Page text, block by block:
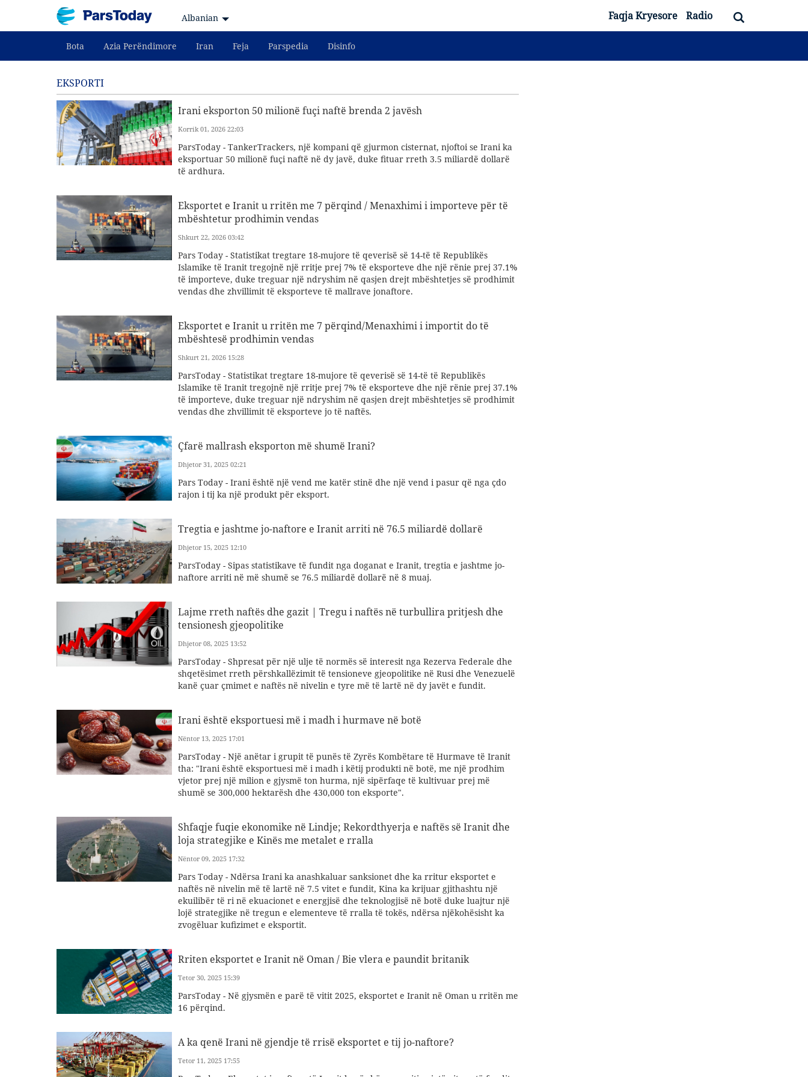
Albanian Faqja Kryesore Radio
Bota Azia Perëndimore Iran Feja Parspedia Disinfo
EKSPORTI
Irani eksporton 50 milionë fuçi naftë brenda 2 javësh
Korrik 01, 2026 22:03
ParsToday - TankerTrackers, një kompani që gjurmon cisternat, njoftoi se Irani ka
eksportuar 50 milionë fuçi naftë në dy javë, duke fituar rreth 3.5 miliardë dollarë
të ardhura.
Eksportet e Iranit u rritën me 7 përqind / Menaxhimi i importeve për të
mbështetur prodhimin vendas
Shkurt 22, 2026 03:42
Pars Today - Statistikat tregtare 18-mujore të qeverisë së 14-të të Republikës
Islamike të Iranit tregojnë një rritje prej 7% të eksporteve dhe një rënie prej 37.1%
të importeve, duke treguar një ndryshim në qasjen drejt mbështetjes së prodhimit
vendas dhe zhvillimit të eksporteve të mallrave jonaftore.
Eksportet e Iranit u rritën me 7 përqind/Menaxhimi i importit do të
mbështesë prodhimin vendas
Shkurt 21, 2026 15:28
ParsToday - Statistikat tregtare 18-mujore të qeverisë së 14-të të Republikës
Islamike të Iranit tregojnë një rritje prej 7% të eksporteve dhe një rënie prej 37.1%
të importeve, duke treguar një ndryshim në qasjen drejt mbështetjes së prodhimit
vendas dhe zhvillimit të eksporteve jo të naftës.
Çfarë mallrash eksporton më shumë Irani?
Dhjetor 31, 2025 02:21
Pars Today - Irani është një vend me katër stinë dhe një vend i pasur që nga çdo
rajon i tij ka një produkt për eksport.
Tregtia e jashtme jo-naftore e Iranit arriti në 76.5 miliardë dollarë
Dhjetor 15, 2025 12:10
ParsToday - Sipas statistikave të fundit nga doganat e Iranit, tregtia e jashtme jo-
naftore arriti në më shumë se 76.5 miliardë dollarë në 8 muaj.
Lajme rreth naftës dhe gazit | Tregu i naftës në turbullira pritjesh dhe
tensionesh gjeopolitike
Dhjetor 08, 2025 13:52
ParsToday - Shpresat për një ulje të normës së interesit nga Rezerva Federale dhe
shqetësimet rreth përshkallëzimit të tensioneve gjeopolitike në Rusi dhe Venezuelë
kanë çuar çmimet e naftës në nivelin e tyre më të lartë në dy javët e fundit.
Irani është eksportuesi më i madh i hurmave në botë
Nëntor 13, 2025 17:01
ParsToday - Një anëtar i grupit të punës të Zyrës Kombëtare të Hurmave të Iranit
tha: "Irani është eksportuesi më i madh i këtij produkti në botë, me një prodhim
vjetor prej një milion e gjysmë ton hurma, një sipërfaqe të kultivuar prej më
shumë se 300,000 hektarësh dhe 430,000 ton eksporte".
Shfaqje fuqie ekonomike në Lindje; Rekordthyerja e naftës së Iranit dhe
loja strategjike e Kinës me metalet e rralla
Nëntor 09, 2025 17:32
Pars Today - Ndërsa Irani ka anashkaluar sanksionet dhe ka rritur eksportet e
naftës në nivelin më të lartë në 7.5 vitet e fundit, Kina ka krijuar gjithashtu një
ekuilibër të ri në ekuacionet e energjisë dhe teknologjisë në botë duke luajtur një
lojë strategjike në tregun e elementeve të rralla të tokës, ndërsa njëkohësisht ka
zvogëluar kufizimet e eksportit.
Rriten eksportet e Iranit në Oman / Bie vlera e paundit britanik
Tetor 30, 2025 15:39
ParsToday - Në gjysmën e parë të vitit 2025, eksportet e Iranit në Oman u rritën me
16 përqind.
A ka qenë Irani në gjendje të rrisë eksportet e tij jo-naftore?
Tetor 11, 2025 17:55